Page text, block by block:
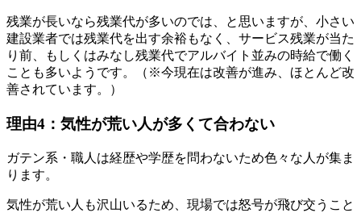
残業が長いなら残業代が多いのでは、と思いますが、小さい
建設業者では残業代を出す余裕もなく、サービス残業が当た
り前、もしくはみなし残業代でアルバイト並みの時給で働く
ことも多いようです。（※今現在は改善が進み、ほとんど改
善されています。）
理由4：気性が荒い人が多くて合わない
ガテン系・職人は経歴や学歴を問わないため色々な人が集ま
ります。
気性が荒い人も沢山いるため、現場では怒号が飛び交うこと